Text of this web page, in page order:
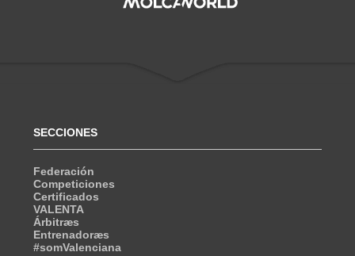
SECCIONES
Federación
Competiciones
Certificados
VALENTA
Árbitræs
Entrenadoræs
#somValenciana